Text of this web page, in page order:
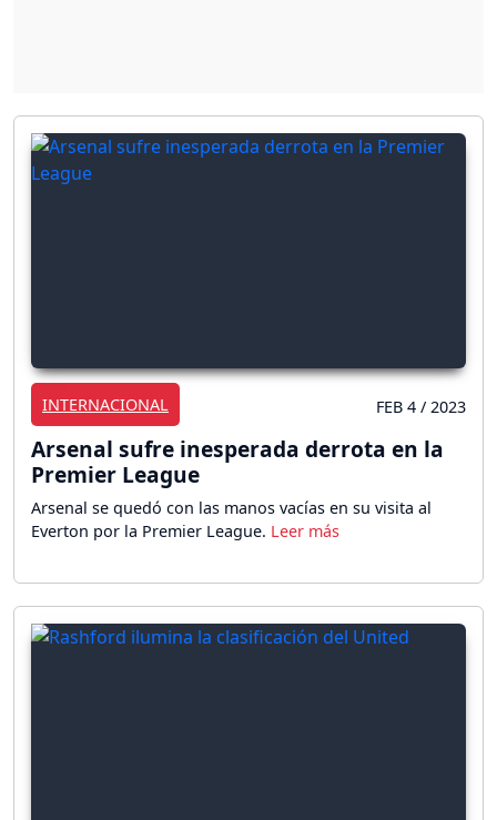
INTERNACIONAL FEB 4 / 2023
Arsenal sufre inesperada derrota en la
Premier League
Arsenal se quedó con las manos vacías en su visita al
Everton por la Premier League.